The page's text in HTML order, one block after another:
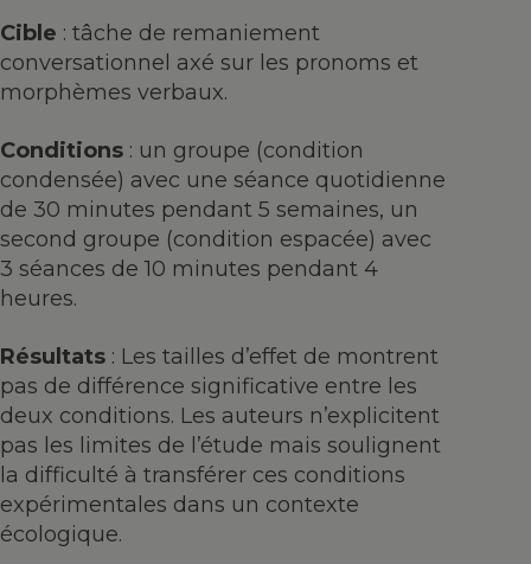
Cible : tâche de remaniement
conversationnel axé sur les pronoms et
morphèmes verbaux.
Conditions : un groupe (condition
condensée) avec une séance quotidienne
de 30 minutes pendant 5 semaines, un
second groupe (condition espacée) avec
3 séances de 10 minutes pendant 4
heures.
Résultats : Les tailles d’effet de montrent
pas de différence significative entre les
deux conditions. Les auteurs n’explicitent
pas les limites de l’étude mais soulignent
la difficulté à transférer ces conditions
expérimentales dans un contexte
écologique.